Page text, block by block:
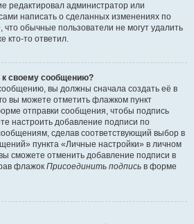
редактировал администратор или
написать о сделанных изменениях по
что обычные пользователи не могут удалить
кто-то ответил.
к своему сообщению?
вы должны сначала создать её в
вы можете отметить флажком пункт
отправки сообщения, чтобы подпись
настроить добавление подписи по
сделав соответствующий выбор в
пункта «Личные настройки» в личном
сможете отменить добавление подписи в
флажок Присоединить подпись в форме